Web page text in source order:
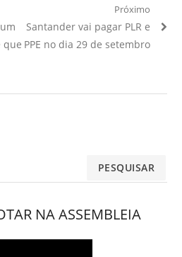
que
Próximo
Próximo
Artigo:
Santander vai pagar PLR e
PPE no dia 29 de setembro
NA ASSEMBLEIA